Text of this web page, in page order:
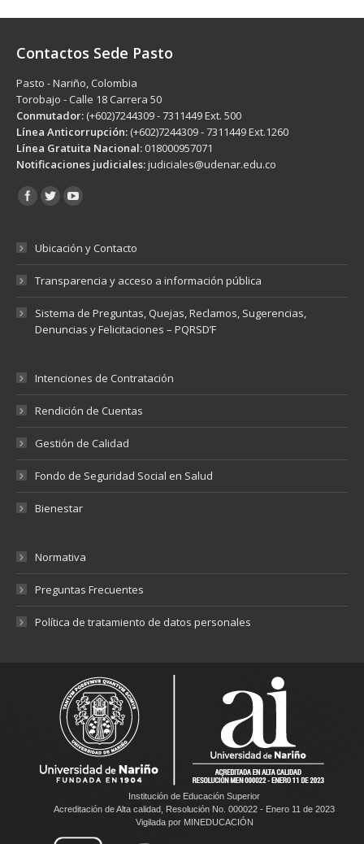
Contactos Sede Pasto
Pasto - Nariño, Colombia
Torobajo - Calle 18 Carrera 50
Conmutador: (+602)7244309 - 7311449 Ext. 500
Línea Anticorrupción: (+602)7244309 - 7311449 Ext.1260
Línea Gratuita Nacional: 018000957071
Notificaciones judiciales:judiciales@udenar.edu.co
Encuéntranos en:
Ubicación y Contacto
Transparencia y acceso a información pública
Sistema de Preguntas, Quejas, Reclamos, Sugerencias,
Denuncias y Felicitaciones – PQRSD’F
Intenciones de Contratación
Rendición de Cuentas
Gestión de Calidad
Fondo de Seguridad Social en Salud
Bienestar
Normativa
Preguntas Frecuentes
Política de tratamiento de datos personales
Institución de Educación Superior
Acreditación de Alta calidad, Resolución No. 000022 - Enero 11 de 2023
Vigilada por MINEDUCACIÓN